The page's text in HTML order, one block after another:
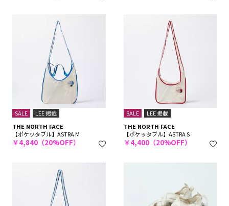
SALE
LEE 掲載
THE NORTH FACE
【ポケッタブル】ASTRA M
￥4,840（20%OFF）
SALE
LEE 掲載
THE NORTH FACE
【ポケッタブル】ASTRA S
￥4,400（20%OFF）